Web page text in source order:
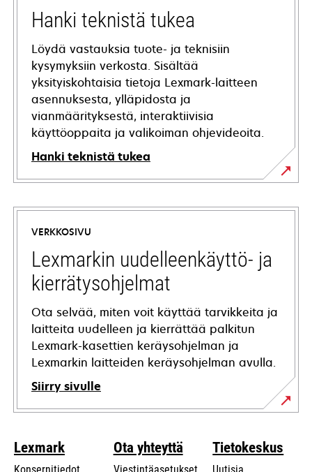
Hanki teknistä tukea
Löydä vastauksia tuote- ja teknisiin
kysymyksiin verkosta. Sisältää
yksityiskohtaisia tietoja Lexmark-laitteen
asennuksesta, ylläpidosta ja
vianmäärityksestä, interaktiivisia
käyttöoppaita ja valikoiman ohjevideoita.
Hanki teknistä tukea
opens
in
new
tab
VERKKOSIVU
Lexmarkin uudelleenkäyttö- ja
kierrätysohjelmat
Ota selvää, miten voit käyttää tarvikkeita ja
laitteita uudelleen ja kierrättää palkitun
Lexmark-kasettien keräysohjelman ja
Lexmarkin laitteiden keräysohjelman avulla.
Siirry sivulle
Lexmark Ota yhteyttä Tietokeskus